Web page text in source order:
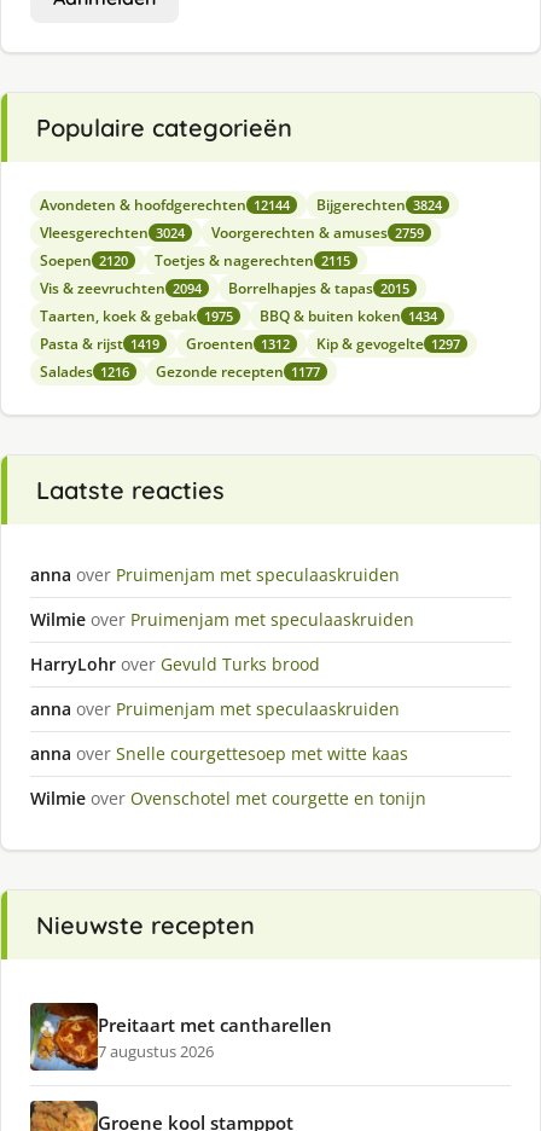
Populaire categorieën
Avondeten & hoofdgerechten 12144 Bijgerechten 3824
Vleesgerechten 3024 Voorgerechten & amuses 2759
Soepen 2120 Toetjes & nagerechten 2115
Vis & zeevruchten 2094 Borrelhapjes & tapas 2015
Taarten, koek & gebak 1975 BBQ & buiten koken 1434
Pasta & rijst 1419 Groenten 1312 Kip & gevogelte 1297
Salades 1216 Gezonde recepten 1177
Laatste reacties
anna over Pruimenjam met speculaaskruiden
Wilmie over Pruimenjam met speculaaskruiden
HarryLohr over Gevuld Turks brood
anna over Pruimenjam met speculaaskruiden
anna over Snelle courgettesoep met witte kaas
Wilmie over Ovenschotel met courgette en tonijn
Nieuwste recepten
Preitaart met cantharellen
7 augustus 2026
Groene kool stamppot